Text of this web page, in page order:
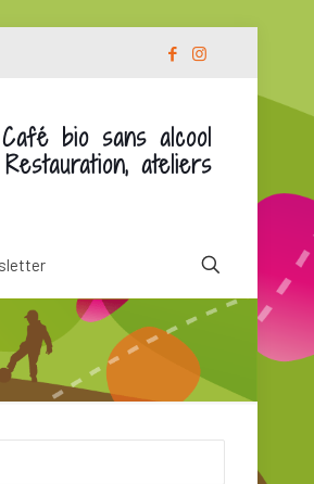
Café bio sans alcool
Restauration, ateliers